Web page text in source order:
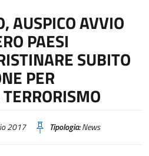
AUSPICO AVVIO
PAESI
SUBITO
PER
2017 Tipologia:News